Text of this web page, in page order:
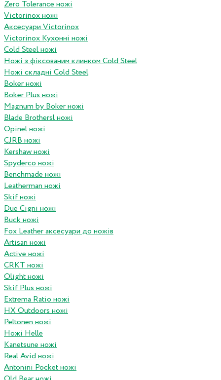
Zero Tolerance ножі
Victorinox ножі
Аксесуари Victorinox
Victorinox Кухонні ножі
Cold Steel ножі
Ножі з фіксованим клинком Cold Steel
Ножі складні Cold Steel
Boker ножі
Boker Plus ножі
Magnum by Boker ножі
Blade Brothersl ножі
Opinel ножі
CJRB ножі
Kershaw ножі
Spyderco ножі
Benchmade ножі
Leatherman ножі
Skif ножі
Due Cigni ножі
Buck ножі
Fox Leather аксесуари до ножів
Artisan ножі
Active ножі
CRKT ножі
Olight ножі
Skif Plus ножі
Extrema Ratio ножі
HX Outdoors ножі
Peltonen ножі
Ножі Helle
Kanetsune ножі
Real Avid ножі
Antonini Pocket ножі